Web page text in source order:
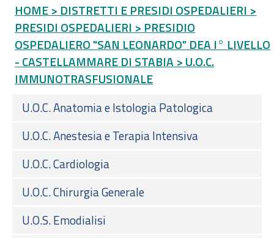
HOME > DISTRETTI E PRESIDI OSPEDALIERI >
PRESIDI OSPEDALIERI > PRESIDIO
OSPEDALIERO "SAN LEONARDO" DEA I° LIVELLO
- CASTELLAMMARE DI STABIA > U.O.C.
IMMUNOTRASFUSIONALE
U.O.C. Anatomia e Istologia Patologica
U.O.C. Anestesia e Terapia Intensiva
U.O.C. Cardiologia
U.O.C. Chirurgia Generale
U.O.S. Emodialisi